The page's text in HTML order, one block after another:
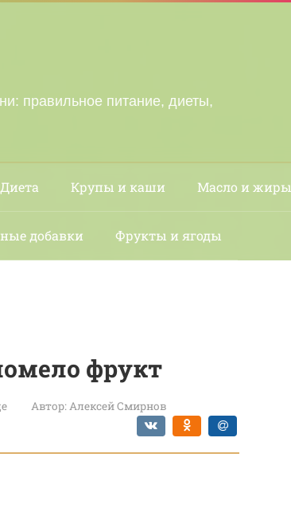
правильное питание, диеты,
Диета Крупы и каши Масло и жиры
добавки Фрукты и ягоды
фрукт
Автор:Алексей Смирнов